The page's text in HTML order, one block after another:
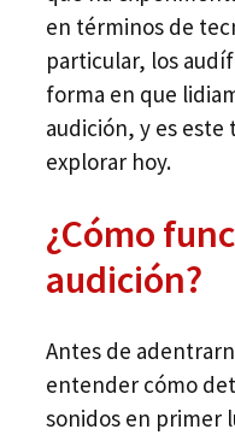
en términos de
particular, los
forma en que
audición, y es este
explorar hoy.
¿Cómo
audición?
Antes de
entender cómo
sonidos en primer